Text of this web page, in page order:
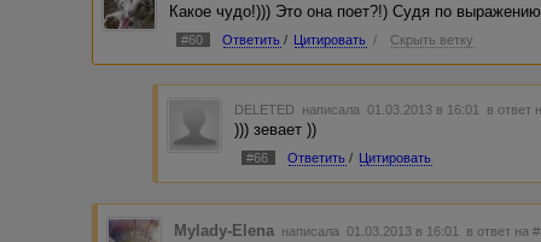
Какое чудо!))) Это она поет?!) Судя по
#60 Ответить / Цитировать / Скрыть ветку
DELETED написала 01.03.2013 в 16:01 в ответ
))) зевает ))
#66 Ответить / Цитировать
Mylady-Elena написала 01.03.2013 в 16:01 в ответ на